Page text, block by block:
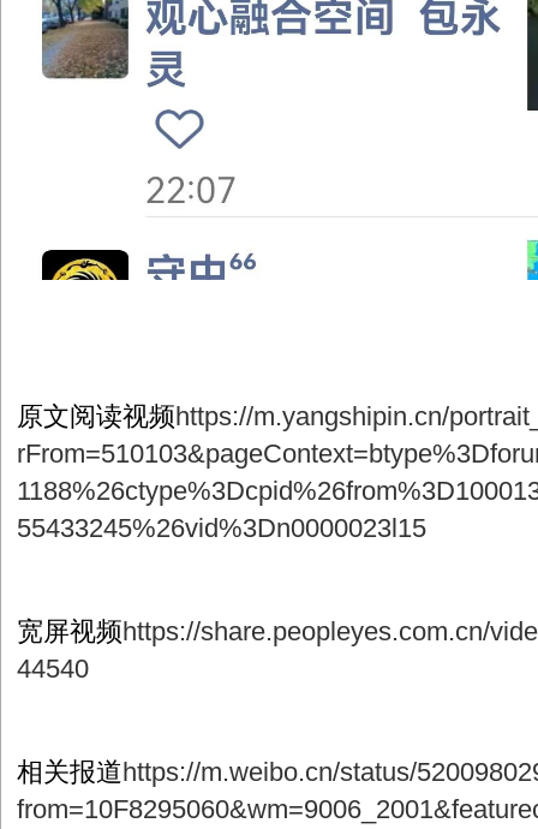
原文阅读视频https://m.yangshipin.cn/
55433245%26vid%3Dn0000023l15
宽屏视频https://share.peopleyes.com.cn/
44540
相关报道https://m.weibo.cn/status/